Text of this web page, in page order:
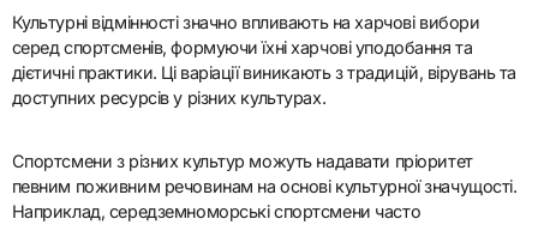
Культурні відмінності значно впливають на харчові вибори
серед спортсменів, формуючи їхні харчові уподобання та
дієтичні практики. Ці варіації виникають з традицій, вірувань та
доступних ресурсів у різних культурах.
Спортсмени з різних культур можуть надавати пріоритет
певним поживним речовинам на основі культурної значущості.
Наприклад, середземноморські спортсмени часто